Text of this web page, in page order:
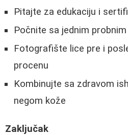
Pitajte za edukaciju i
Počnite sa jednim
Fotografište lice pre i
procenu
Kombinujte sa zdravom
negom kože
Zaključak